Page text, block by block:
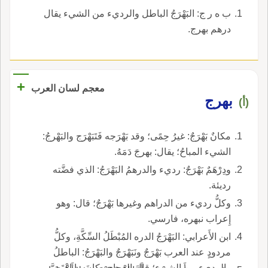
ب ه ر ج: البَهْرَجُ الباطل والرديء من الشيء يقال
درهم بهرج.
معجم لسان العرب +
(أ) بهرج
مكانٌ بَهْرَجٌ: غيرُ حِمًى؛ وقد بَهْرَجه فَتَبَهْرَج والبَهْرجُ:
الشيء المباحُ؛ يقال: بهرجَ دَمَهُ.
ودِرْهَمٌ بَهْرَجٌ: رديء والدرهمُ البَهْرَجُ: الذي فضَّته
رديئة.
وكلُّ رديء من الدراهم وغيرها بَهْرَجٌ؛ قال: وهو
إِعراب نبهره، فارسي.
ابن الأَعرابي: البَهْرَجُ الدره المُبْطَلُ السِّكَّةِ، وكلُّ
مردودٍ عند العرب بَهْرَجٌ ونَبَهْرَجٌ والبَهْرَجُ: الباطلُ